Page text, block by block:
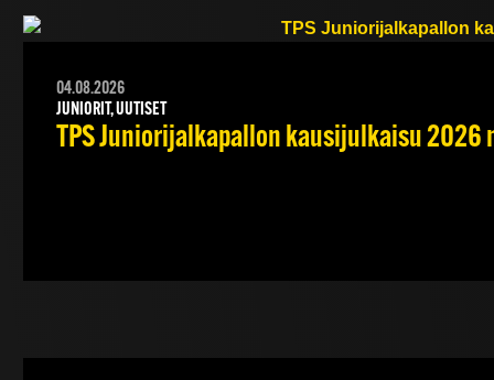
04.08.2026
JUNIORIT, UUTISET
TPS Juniorijalkapallon kausijulkaisu 2026